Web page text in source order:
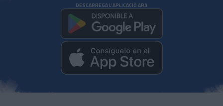
DESCARREGA L'APLICACIÓ ARA